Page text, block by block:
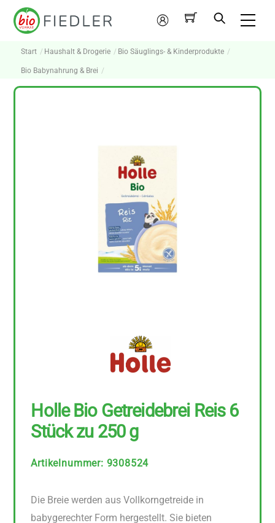
Skip
Mein
Konto
Start Haushalt & Drogerie Bio Säuglings- & Kinderprodukte
Bio Babynahrung & Brei
Holle Bio Getreidebrei Reis 6
Stück zu 250 g
Artikelnummer: 9308524
Die Breie werden aus Vollkorngetreide in
babygerechter Form hergestellt. Sie bieten